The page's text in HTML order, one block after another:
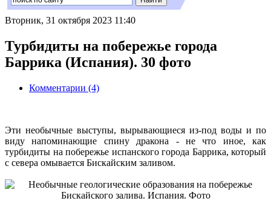
Вторник, 31 октября 2023 11:40
Турбидиты на побережье города
Баррика (Испания). 30 фото
Комментарии (4)
Эти необычные выступы, вырывающиеся из-под воды и по
виду напоминающие спину дракона - не что иное, как
турбидиты на побережье испанского города Баррика, который
с севера омывается Бискайским заливом.